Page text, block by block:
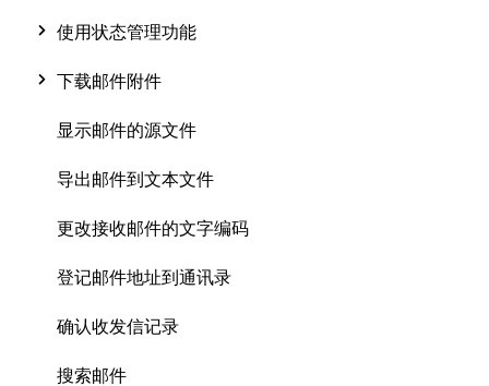
使用状态管理功能
下载邮件附件
显示邮件的源文件
导出邮件到文本文件
更改接收邮件的文字编码
登记邮件地址到通讯录
确认收发信记录
搜索邮件